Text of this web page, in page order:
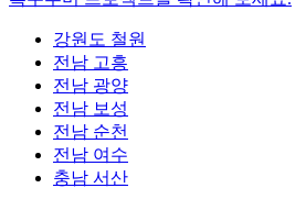
강원도 철원
전남 고흥
전남 광양
전남 보성
전남 순천
전남 여수
충남 서산